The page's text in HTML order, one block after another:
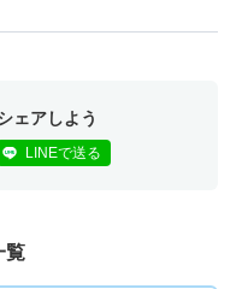
ェアしよう
LINEで送る
覧